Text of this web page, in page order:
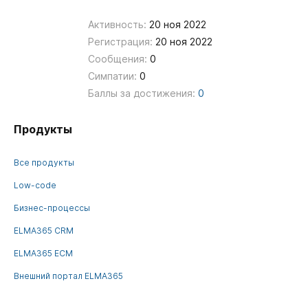
Активность: 20 ноя 2022
Регистрация: 20 ноя 2022
Сообщения: 0
Симпатии: 0
Баллы за достижения: 0
Продукты
Все продукты
Low-code
Бизнес-процессы
ELMA365 CRM
ELMA365 ECM
Внешний портал ELMA365